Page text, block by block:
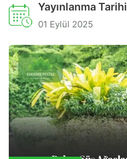
Yayınlanma Tarihi
01 Eylül 2025